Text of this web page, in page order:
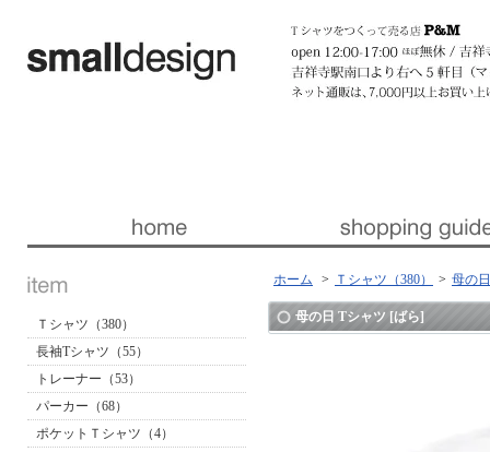
Ｔシャツ（380）
長袖Tシャツ（55）
トレーナー（53）
パーカー（68）
ポケットＴシャツ（4）
ホーム > Ｔシャツ（380） > 母の
母の日 Tシャツ [ばら]